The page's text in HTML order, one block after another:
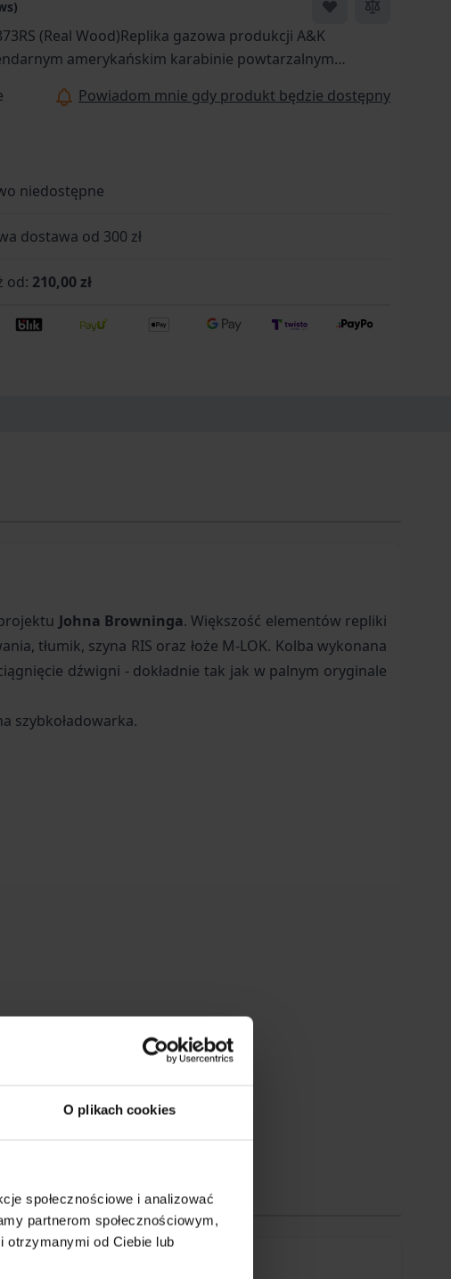
O plikach cookies
społecznościowe i analizować
partnerom społecznościowym,
otrzymanymi od Ciebie lub
(Real Wood)Replika gazowa produkcji A&K
amerykańskim karabinie powtarzalnym
/ komora zamkowa, lufa zewnętrzna, dźwignia
szyna RIS oraz łoże M-LOK. Kolba wykonana jest
Po oddaniu każdego strzału karabin należy
action).
Powiadom mnie gdy produkt będzie dostępny
niedostępne
dostawa od 300 zł
od: 210,00 zł
Johna Browninga. Większość elementów repliki
tłumik, szyna RIS oraz łoże M-LOK. Kolba wykonana
dźwigni - dokładnie tak jak w palnym oryginale
szybkoładowarka.